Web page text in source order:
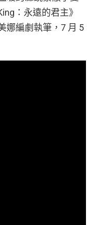
：永遠的君主》
娜編劇執筆，7 月 5